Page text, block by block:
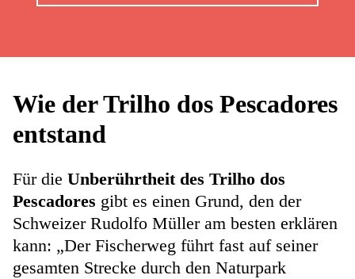
Wie der Trilho dos Pescadores
entstand
Für die Unberührtheit des Trilho dos
Pescadores gibt es einen Grund, den der
Schweizer Rudolfo Müller am besten erklären
kann: „Der Fischerweg führt fast auf seiner
gesamten Strecke durch den Naturpark